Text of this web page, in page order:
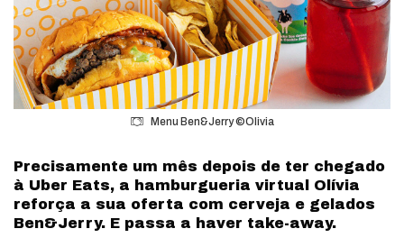
Menu Ben&Jerry ©Olivia
Precisamente um mês depois de ter chegado
à Uber Eats, a hamburgueria virtual Olívia
reforça a sua oferta com cerveja e gelados
Ben&Jerry. E passa a haver take-away.